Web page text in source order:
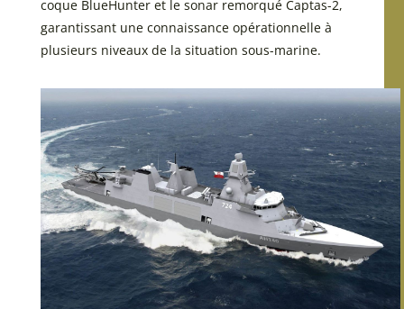
coque BlueHunter et le sonar remorqué Captas-2,
garantissant une connaissance opérationnelle à
plusieurs niveaux de la situation sous-marine.